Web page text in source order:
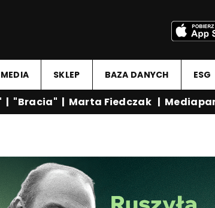
SKLEP BAZA DANYCH ESG
| "Bracia"| Marta Fiedczak|